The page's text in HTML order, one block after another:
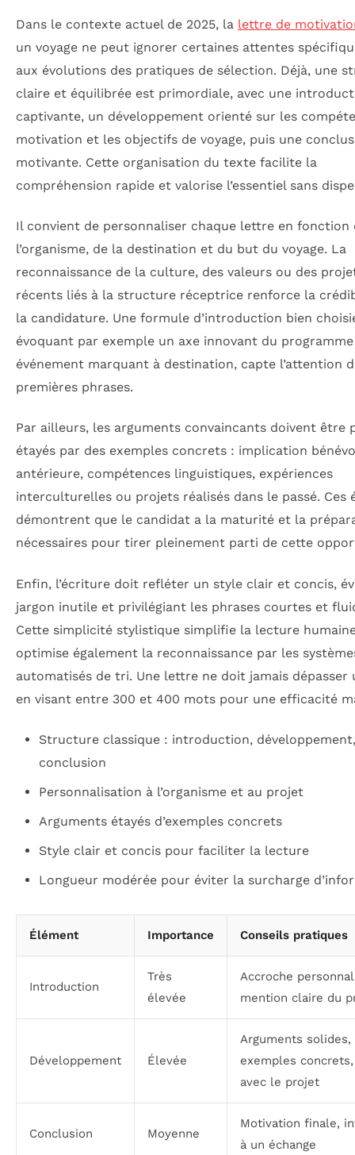
Dans le contexte actuel de 2025, la lettre de
un voyage ne peut ignorer certaines attentes
aux évolutions des pratiques de sélection. Déjà, une
claire et équilibrée est primordiale, avec une
captivante, un développement orienté sur les
motivation et les objectifs de voyage, puis une
motivante. Cette organisation du texte facilite la
compréhension rapide et valorise l’essentiel sans
Il convient de personnaliser chaque lettre en fonction
l’organisme, de la destination et du but du voyage. La
reconnaissance de la culture, des valeurs ou des
récents liés à la structure réceptrice renforce la
la candidature. Une formule d’introduction bien
évoquant par exemple un axe innovant du
événement marquant à destination, capte l’attention
premières phrases.
Par ailleurs, les arguments convaincants doivent être
étayés par des exemples concrets : implication
antérieure, compétences linguistiques, expériences
interculturelles ou projets réalisés dans le passé. Ces
démontrent que le candidat a la maturité et la
nécessaires pour tirer pleinement parti de cette
Enfin, l’écriture doit refléter un style clair et concis,
jargon inutile et privilégiant les phrases courtes et
Cette simplicité stylistique simplifie la lecture
optimise également la reconnaissance par les
automatisés de tri. Une lettre ne doit jamais dépasser
en visant entre 300 et 400 mots pour une efficacité
Structure classique : introduction, développement,
conclusion
Personnalisation à l’organisme et au projet
Arguments étayés d’exemples concrets
Style clair et concis pour faciliter la lecture
Longueur modérée pour éviter la surcharge
Élément Importance Conseils pratiques
Introduction
Très
élevée
Accroche
mention claire du
Développement Élevée
Arguments solides,
exemples
avec le projet
Conclusion Moyenne
Motivation finale,
à un échange